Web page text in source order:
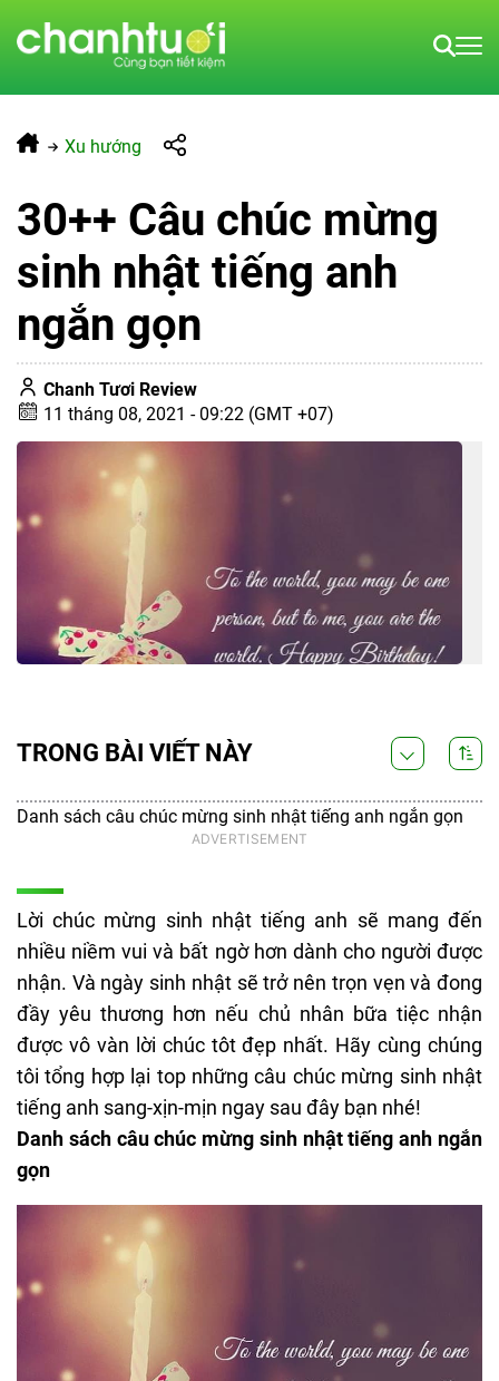
Xu hướng
30++ Câu chúc mừng
sinh nhật tiếng anh
ngắn gọn
Chanh Tươi Review
11 tháng 08, 2021 - 09:22 (GMT +07)
Lời chúc mừng sinh nhật tiếng anh sẽ mang đến
nhiều niềm vui và bất ngờ hơn dành cho người được
nhận. Và ngày sinh nhật sẽ trở nên trọn vẹn và đong
đầy yêu thương hơn nếu chủ nhân bữa tiệc nhận
được vô vàn lời chúc tôt đẹp nhất. Hãy cùng chúng
tôi tổng hợp lại top những câu chúc mừng sinh nhật
tiếng anh sang-xịn-mịn ngay sau đây bạn nhé!
Danh sách câu chúc mừng sinh nhật tiếng anh ngắn
gọn
TRONG BÀI VIẾT NÀY
Danh sách câu chúc mừng sinh nhật tiếng anh ngắn gọn